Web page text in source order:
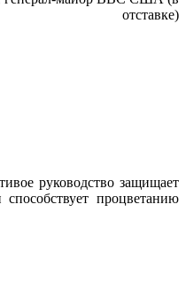
отставке)
руководство защищает
процветанию